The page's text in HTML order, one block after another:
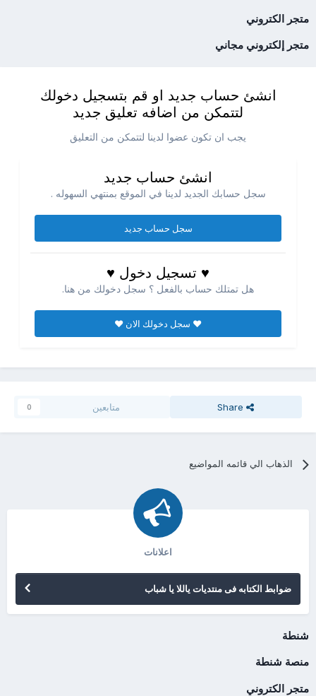
متجر الكتروني
متجر إلكتروني مجاني
انشئ حساب جديد او قم بتسجيل دخولك
لتتمكن من اضافه تعليق جديد
يجب ان تكون عضوا لدينا لتتمكن من التعليق
انشئ حساب جديد
سجل حسابك الجديد لدينا في الموقع بمنتهي السهوله .
سجل حساب جديد
♥ تسجيل دخول ♥
هل تمتلك حساب بالفعل ؟ سجل دخولك من هنا.
♥ سجل دخولك الان ♥
Share متابعين 0
الذهاب الي قائمه المواضيع
اعلانات
ضوابط الكتابه فى منتديات ياللا يا شباب
شنطة
منصة شنطة
متجر الكتروني